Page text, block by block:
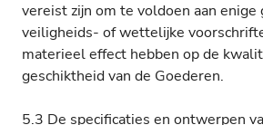
vereist zijn om te voldoen aan enige
veiligheids- of wettelijke
materieel effect hebben op de
geschiktheid van de Goederen.
5.3 De specificaties en ontwerpen